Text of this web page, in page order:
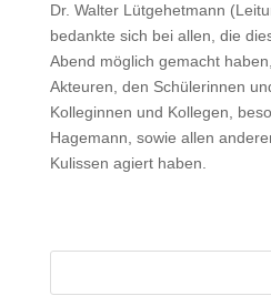
Dr. Walter Lütgehetmann
bedankte sich bei allen, die
Abend möglich gemacht
Akteuren, den Schülerinnen
Kolleginnen und Kollegen,
Hagemann, sowie allen
Kulissen agiert haben.